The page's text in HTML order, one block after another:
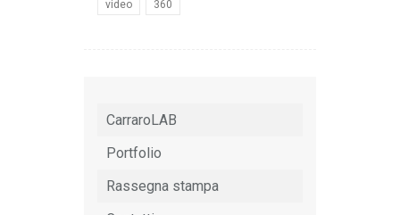
video 360
CarraroLAB
Portfolio
Rassegna stampa